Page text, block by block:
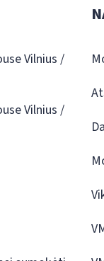
Vilnius /
Vilnius /